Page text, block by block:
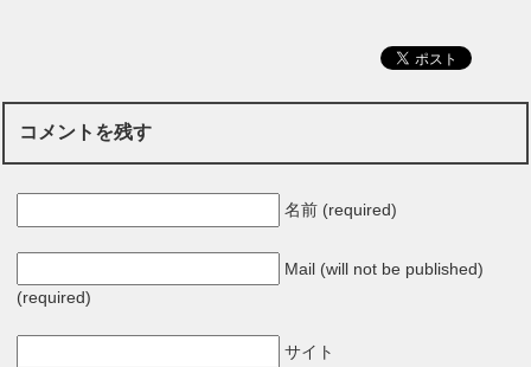
コメントを残す
名前 (required)
Mail (will not be published)
(required)
サイト